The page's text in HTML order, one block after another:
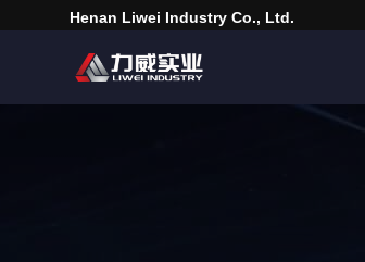
Henan Liwei Industry Co., Ltd.